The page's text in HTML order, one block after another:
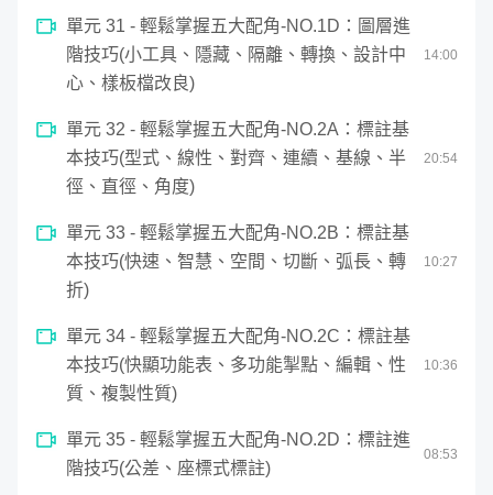
單元 31 - 輕鬆掌握五大配角-NO.1D：圖層進
階技巧(小工具、隱藏、隔離、轉換、設計中
心、樣板檔改良)
14:00
單元 32 - 輕鬆掌握五大配角-NO.2A：標註基
本技巧(型式、線性、對齊、連續、基線、半
徑、直徑、角度)
20:54
單元 33 - 輕鬆掌握五大配角-NO.2B：標註基
本技巧(快速、智慧、空間、切斷、弧長、轉
折)
10:27
單元 34 - 輕鬆掌握五大配角-NO.2C：標註基
本技巧(快顯功能表、多功能掣點、編輯、性
質、複製性質)
10:36
單元 35 - 輕鬆掌握五大配角-NO.2D：標註進
階技巧(公差、座標式標註)
08:53